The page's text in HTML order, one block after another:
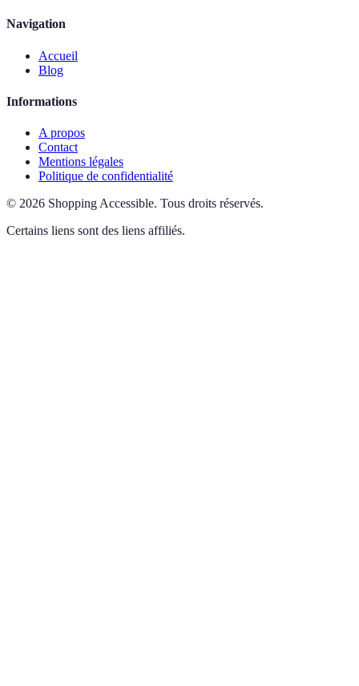
Navigation
Accueil
Blog
Informations
A propos
Contact
Mentions légales
Politique de confidentialité
© 2026 Shopping Accessible. Tous droits réservés.
Certains liens sont des liens affiliés.